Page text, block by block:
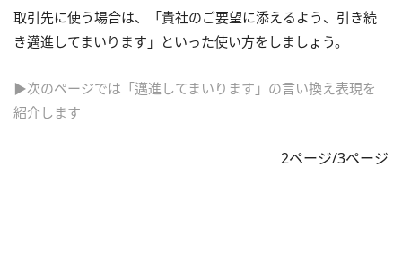
取引先に使う場合は、「貴社のご要望に添えるよう、引き続
き邁進してまいります」といった使い方をしましょう。
▶次のページでは「邁進してまいります」の言い換え表現を
紹介します
2ページ/3ページ